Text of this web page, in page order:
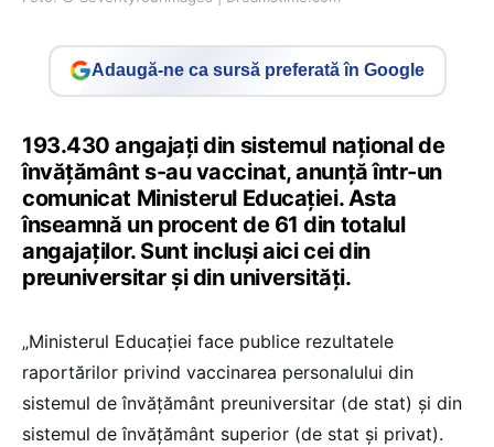
Adaugă-ne ca sursă preferată în Google
193.430 angajați din sistemul național de
învățământ s-au vaccinat, anunță într-un
comunicat Ministerul Educației. Asta
înseamnă un procent de 61 din totalul
angajaților. Sunt incluși aici cei din
preuniversitar și din universități.
„Ministerul Educației face publice rezultatele
raportărilor privind vaccinarea personalului din
sistemul de învățământ preuniversitar (de stat) și din
sistemul de învățământ superior (de stat și privat).